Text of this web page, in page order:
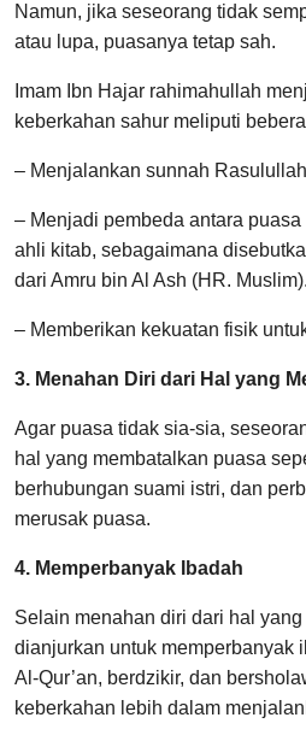
Namun, jika seseorang tidak
atau lupa, puasanya tetap sah.
Imam Ibn Hajar rahimahullah
keberkahan sahur meliputi
– Menjalankan sunnah
– Menjadi pembeda antara
ahli kitab, sebagaimana
dari Amru bin Al Ash (HR. Muslim).
– Memberikan kekuatan fisik
3. Menahan Diri dari Hal yang
Agar puasa tidak sia-sia,
hal yang membatalkan puasa
berhubungan suami istri, dan
merusak puasa.
4. Memperbanyak Ibadah
Selain menahan diri dari hal
dianjurkan untuk memperbanyak
Al-Qur’an, berdzikir, dan
keberkahan lebih dalam